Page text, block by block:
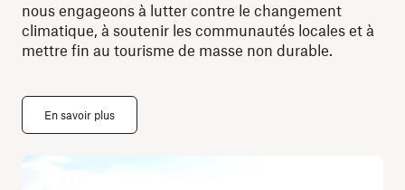
nous engageons à lutter contre le changement
climatique, à soutenir les communautés locales et à
mettre fin au tourisme de masse non durable.
En savoir plus